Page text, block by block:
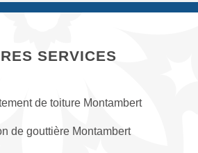
SERVICES
de toiture Montambert
de gouttière Montambert